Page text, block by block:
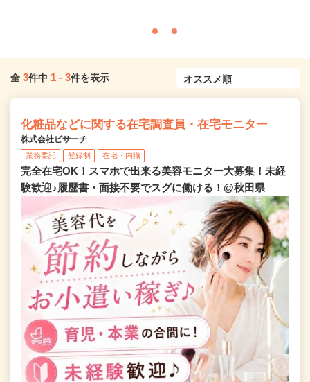
全 3件中 1 - 3件を表示
化粧品などに関する在宅調査員・在宅モニター
株式会社ビサーチ
業務委託 登録制 在宅・内職
完全在宅OK！スマホで出来る美容モニター大募集！未経
験歓迎♪履歴書・面接不要でスグに働ける！@秋田県